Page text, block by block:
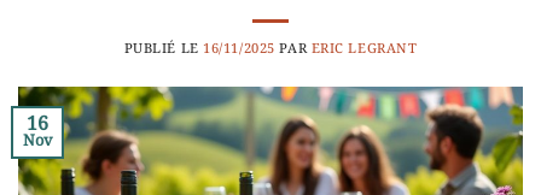
PUBLIÉ LE 16/11/2025 PAR ERIC LEGRANT
16
Nov